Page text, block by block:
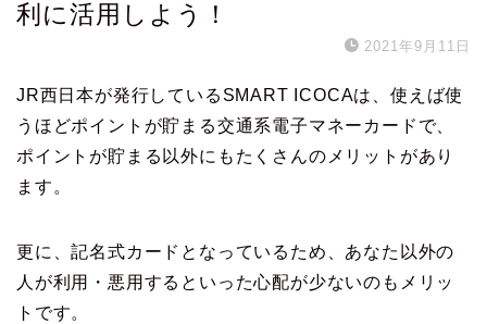
利に活用しよう！
2021年9月11日
JR西日本が発行しているSMART ICOCAは、使えば使
うほどポイントが貯まる交通系電子マネーカードで、
ポイントが貯まる以外にもたくさんのメリットがあり
ます。
更に、記名式カードとなっているため、あなた以外の
人が利用・悪用するといった心配が少ないのもメリッ
トです。